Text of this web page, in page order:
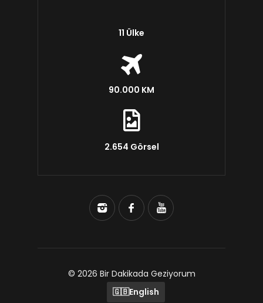
11 Ülke
90.000 KM
2.654 Görsel
© 2026 Bir Dakikada Geziyorum
🇬🇧English